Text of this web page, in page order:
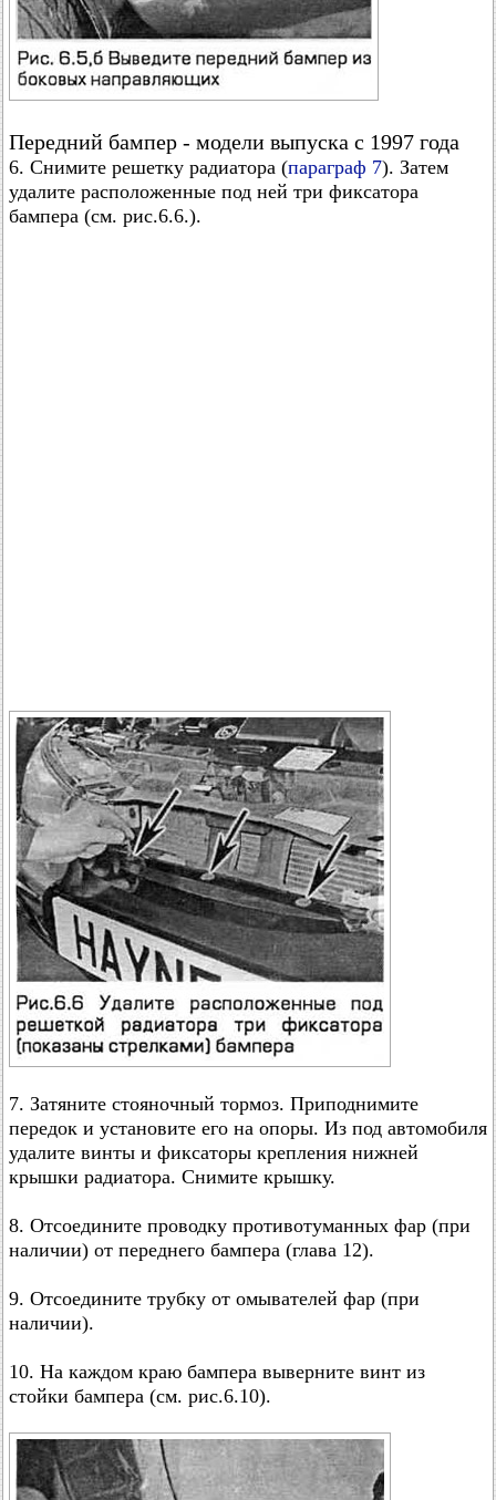
Передний бампер - модели выпуска с 1997 года
6. Снимите решетку радиатора (параграф 7). Затем
удалите расположенные под ней три фиксатора
бампера (см. рис.6.6.).
7. Затяните стояночный тормоз. Приподнимите
передок и установите его на опоры. Из под автомобиля
удалите винты и фиксаторы крепления нижней
крышки радиатора. Снимите крышку.
8. Отсоедините проводку противотуманных фар (при
наличии) от переднего бампера (глава 12).
9. Отсоедините трубку от омывателей фар (при
наличии).
10. На каждом краю бампера выверните винт из
стойки бампера (см. рис.6.10).